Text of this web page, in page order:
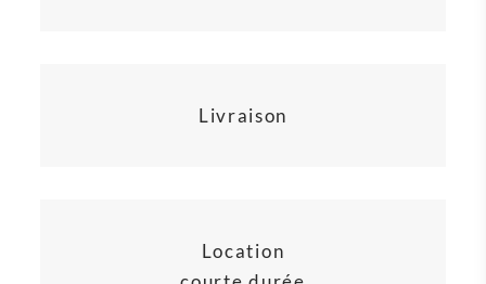
Livraison
Location